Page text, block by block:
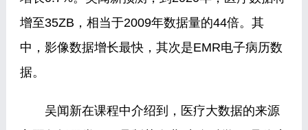
增至35ZB，相当于2009年数据量的44倍。其
中，影像数据增长最快，其次是EMR电子病历数
据。
吴闻新在课程中介绍到，医疗大数据的来源